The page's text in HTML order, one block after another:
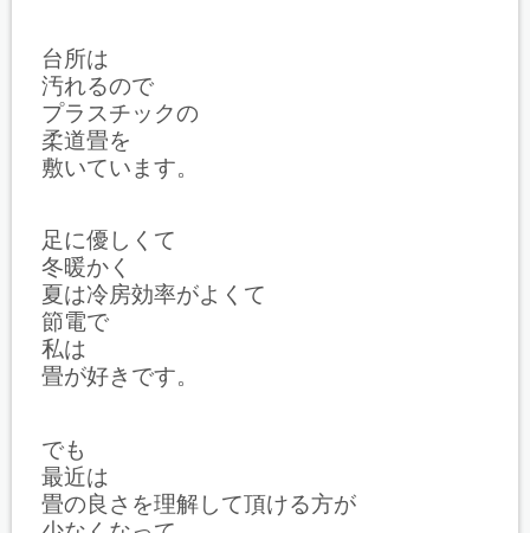
台所は
汚れるので
プラスチックの
柔道畳を
敷いています。
足に優しくて
冬暖かく
夏は冷房効率がよくて
節電で
私は
畳が好きです。
でも
最近は
畳の良さを理解して頂ける方が